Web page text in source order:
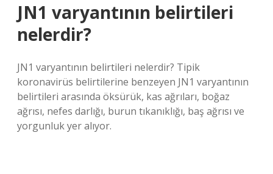
JN1 varyantının belirtileri
nelerdir?
JN1 varyantının belirtileri nelerdir? Tipik
koronavirüs belirtilerine benzeyen JN1 varyantının
belirtileri arasında öksürük, kas ağrıları, boğaz
ağrısı, nefes darlığı, burun tıkanıklığı, baş ağrısı ve
yorgunluk yer alıyor.